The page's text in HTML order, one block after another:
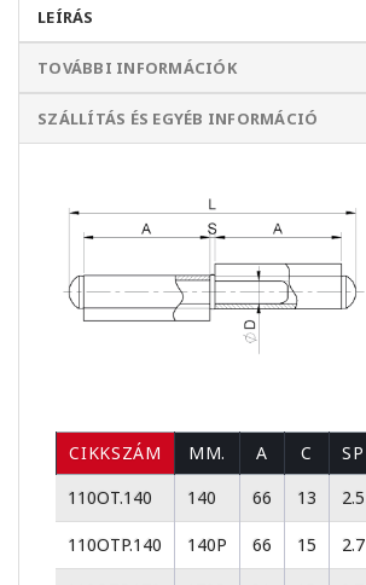
LEÍRÁS
TOVÁBBI INFORMÁCIÓK
SZÁLLÍTÁS ÉS EGYÉB INFORMÁCIÓ
CIKKSZÁM MM. A C SP
110OT.140
140 66 13 2.5
110OTP.140 140P 66 15 2.7